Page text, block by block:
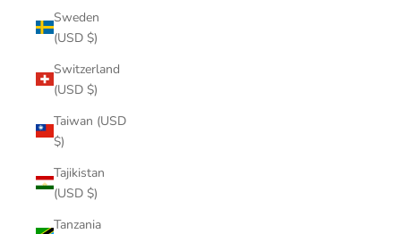
Sweden
(USD $)
Switzerland
(USD $)
Taiwan (USD
$)
Tajikistan
(USD $)
Tanzania